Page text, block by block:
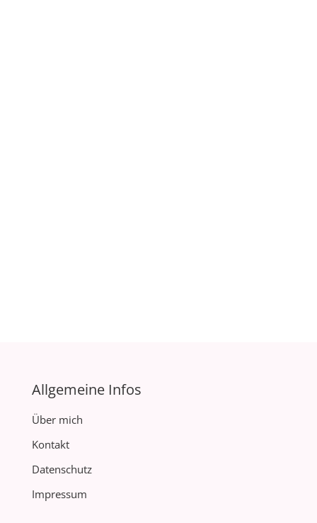
Allgemeine Infos
Über mich
Kontakt
Datenschutz
Impressum